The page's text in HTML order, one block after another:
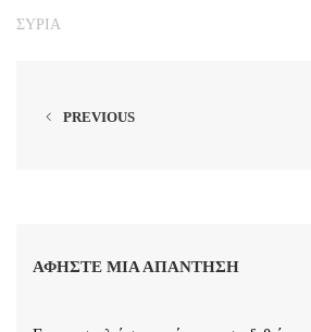
ΣΥΡΙΑ
PREVIOUS
ΑΦΉΣΤΕ ΜΙΑ ΑΠΆΝΤΗΣΗ